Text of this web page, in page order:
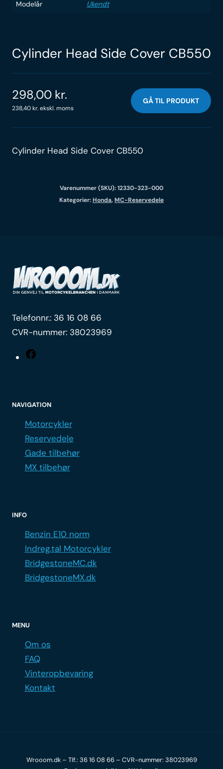
Modelår Ukendt
Cylinder Head Side Cover CB550
298,00 kr.
238,40kr.ekskl. moms
GÅ TIL PRODUKT
Cylinder Head Side Cover CB550
Varenummer (SKU):12330-323-000
Kategorier:Honda,MC-Reservedele
Telefonnr.: 36 16 08 66
CVR-nummer: 38023969
NAVIGATION
Motorcykler
Reservedele
Gade tilbehør
MX tilbehør
INFO
Benzin E10 norm
Indreg.tal Motorcykler
BridgestoneMC.dk
BridgestoneMX.dk
MENU
Om os
FAQ
Vinteropbevaring
Kontakt
Wrooom.dk – Tlf.: 36 16 08 66– CVR-nummer: 38023969